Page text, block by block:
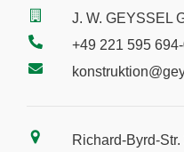
J. W. GEYSSEL
+49 221 595
Richard-Byrd-Str.